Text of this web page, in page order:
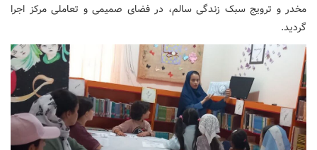
مخدر و ترویج سبک زندگی سالم، در فضای صمیمی و تعاملی مرکز اجرا
گردید.